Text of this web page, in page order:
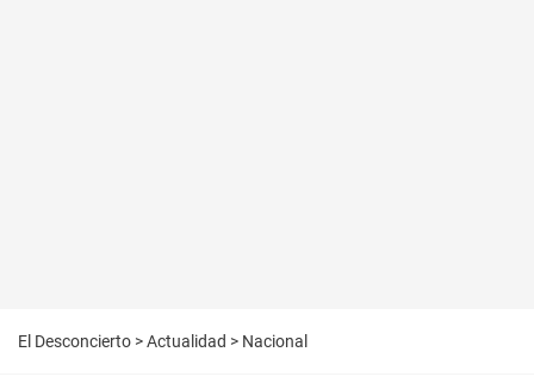
El Desconcierto >Actualidad > Nacional